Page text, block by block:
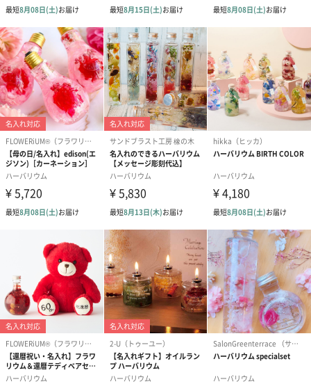
商品オプション情報
のし
内祝（蝶々結び）（0
内祝（結び切り）（0
御祝（蝶々結
メッセージカード